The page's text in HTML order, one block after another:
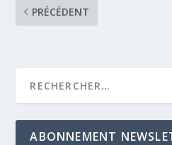
PRÉCÉDENT
ABONNEMENT